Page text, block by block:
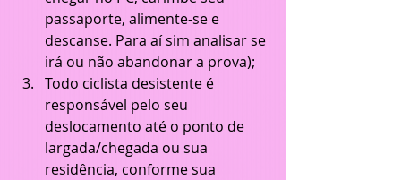
passaporte, alimente-se e
descanse. Para aí sim analisar se
irá ou não abandonar a prova);
Todo ciclista desistente é
responsável pelo seu
deslocamento até o ponto de
largada/chegada ou sua
residência, conforme sua